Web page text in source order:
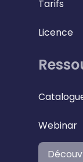
Tarifs
Licence
Webinar